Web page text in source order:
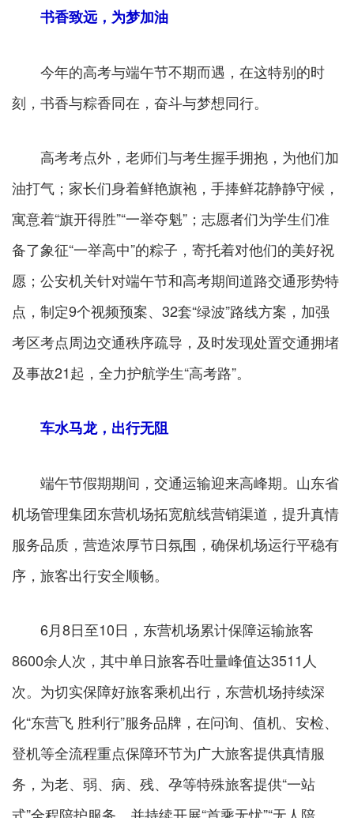
书香致远，为梦加油
今年的高考与端午节不期而遇，在这特别的时
刻，书香与粽香同在，奋斗与梦想同行。
高考考点外，老师们与考生握手拥抱，为他们加
油打气；家长们身着鲜艳旗袍，手捧鲜花静静守候，
寓意着“旗开得胜”“一举夺魁”；志愿者们为学生们准
备了象征“一举高中”的粽子，寄托着对他们的美好祝
愿；公安机关针对端午节和高考期间道路交通形势特
点，制定9个视频预案、32套“绿波”路线方案，加强
考区考点周边交通秩序疏导，及时发现处置交通拥堵
及事故21起，全力护航学生“高考路”。
车水马龙，出行无阻
端午节假期期间，交通运输迎来高峰期。山东省
机场管理集团东营机场拓宽航线营销渠道，提升真情
服务品质，营造浓厚节日氛围，确保机场运行平稳有
序，旅客出行安全顺畅。
6月8日至10日，东营机场累计保障运输旅客
8600余人次，其中单日旅客吞吐量峰值达3511人
次。为切实保障好旅客乘机出行，东营机场持续深
化“东营飞 胜利行”服务品牌，在问询、值机、安检、
登机等全流程重点保障环节为广大旅客提供真情服
务，为老、弱、病、残、孕等特殊旅客提供“一站